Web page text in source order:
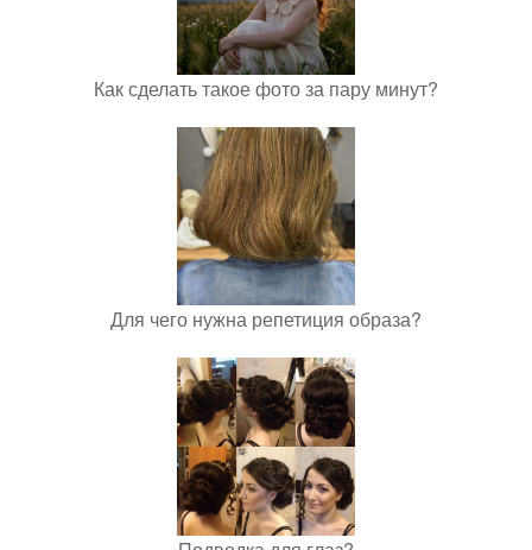
Как сделать такое фото за пару минут?
Для чего нужна репетиция образа?